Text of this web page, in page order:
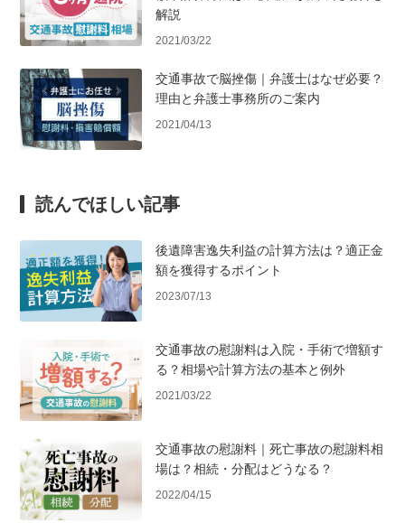
解説
2021/03/22
交通事故で脳挫傷｜弁護士はなぜ必要？
理由と弁護士事務所のご案内
2021/04/13
読んでほしい記事
後遺障害逸失利益の計算方法は？適正金
額を獲得するポイント
2023/07/13
交通事故の慰謝料は入院・手術で増額す
る？相場や計算方法の基本と例外
2021/03/22
交通事故の慰謝料｜死亡事故の慰謝料相
場は？相続・分配はどうなる？
2022/04/15